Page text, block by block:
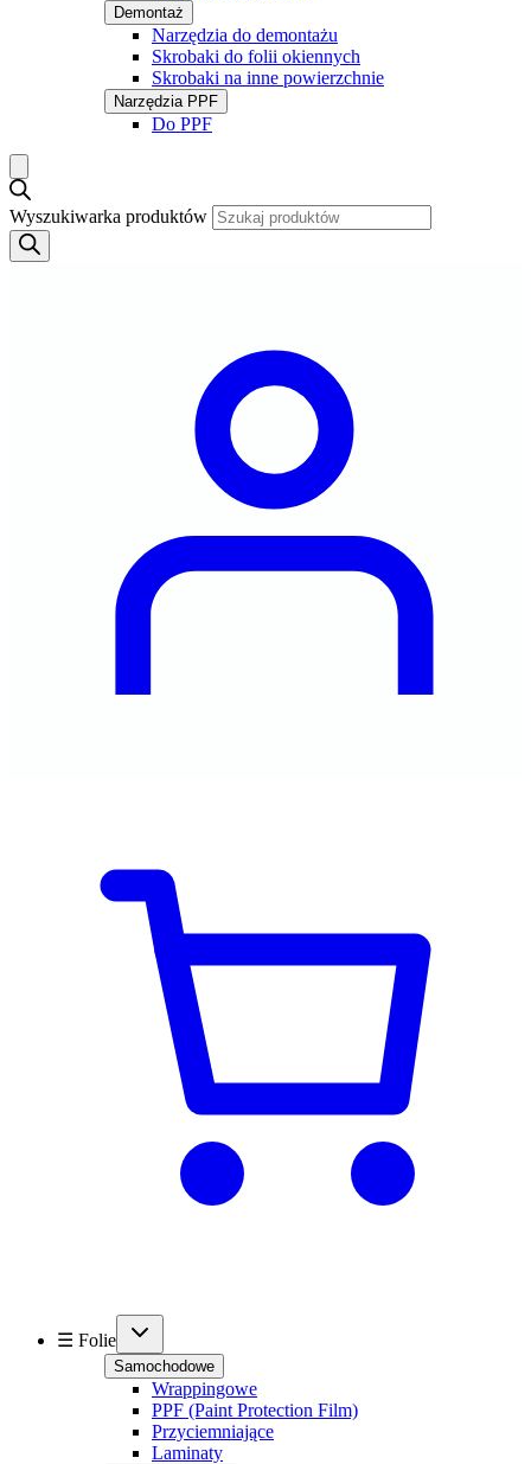
Demontaż
Narzędzia do demontażu
Skrobaki do folii okiennych
Skrobaki na inne powierzchnie
Narzędzia PPF
Do PPF
Wyszukiwarka produktów
☰ Folie
Samochodowe
Wrappingowe
PPF (Paint Protection Film)
Przyciemniające
Laminaty